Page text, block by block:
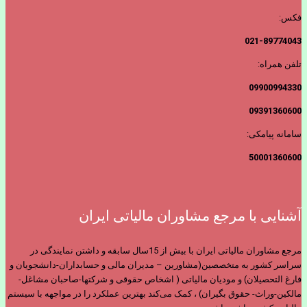
فکس:
021-89774043
تلفن همراه:
09900994330
09391360600
سامانه پیامکی:
50001360600
آشنایی با مرجع مشاوران مالیاتی ایران
مرجع مشاوران مالیاتی ایران با بیش از 15سال سابقه و داشتن نمایندگی در
سراسر کشور به متخصصین(مشاورین – مدیران مالی و حسابداران-دانشجویان و
فارغ التحصیلان) و مودیان مالیاتی ( اشخاص حقوقی و شرکتها-صاحبان مشاغل-
مالکین-وراث- حقوق بگیران) ، کمک می‌کند بهترین عملکرد را در مواجهه با سیستم